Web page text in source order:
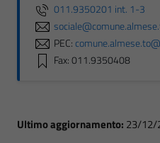
011.9350201 int. 1-3
PEC:
Fax: 011.9350408
Ultimo aggiornamento: 23/12/